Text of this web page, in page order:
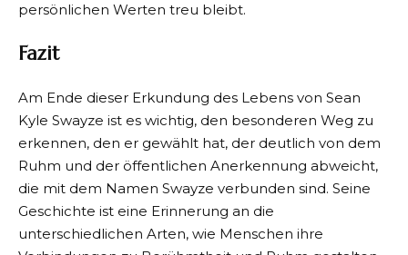
persönlichen Werten treu bleibt.
Fazit
Am Ende dieser Erkundung des Lebens von Sean
Kyle Swayze ist es wichtig, den besonderen Weg zu
erkennen, den er gewählt hat, der deutlich von dem
Ruhm und der öffentlichen Anerkennung abweicht,
die mit dem Namen Swayze verbunden sind. Seine
Geschichte ist eine Erinnerung an die
unterschiedlichen Arten, wie Menschen ihre